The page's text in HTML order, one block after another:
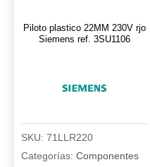
Piloto plastico 22MM 230V rjo
Siemens ref. 3SU1106
SKU: 71LLR220
Categorías: Componentes